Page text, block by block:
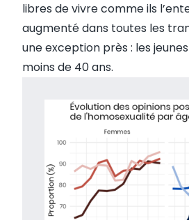
libres de vivre comme ils
augmenté dans toutes les
une exception près : les
moins de 40 ans.